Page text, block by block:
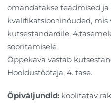
omandatakse teadmised ja
kvalifikatsiooninõuded, mis
kutsestandardile,
sooritamisele.
Õppekava vastab
Hooldustöötaja, 4. tase.
Õpiväljundid: koolitatav